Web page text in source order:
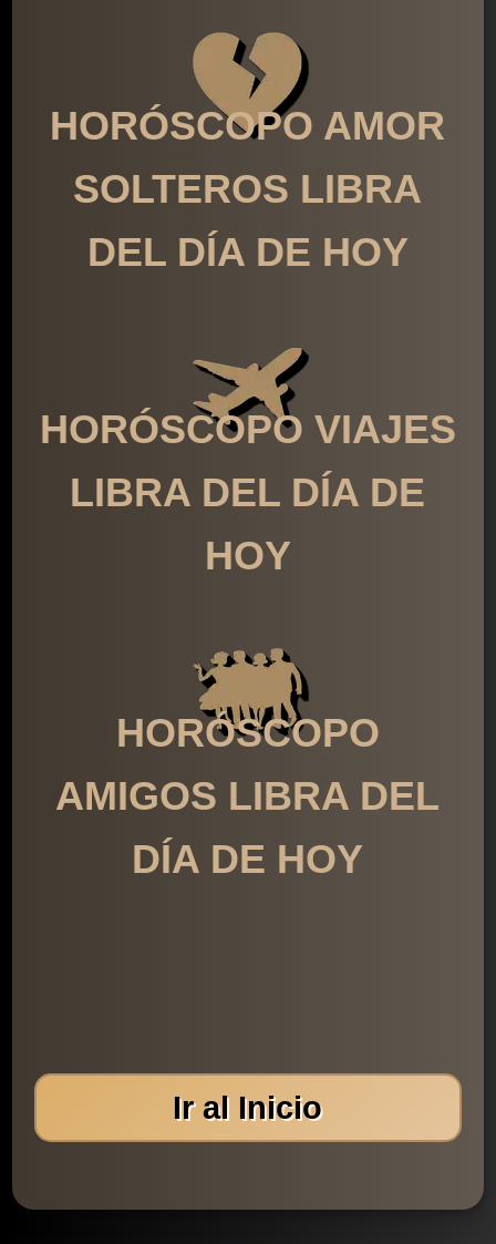
HORÓSCOPO AMOR
SOLTEROS LIBRA
DEL DÍA DE HOY
HORÓSCOPO VIAJES
LIBRA DEL DÍA DE
HOY
HORÓSCOPO
AMIGOS LIBRA DEL
DÍA DE HOY
Ir al Inicio